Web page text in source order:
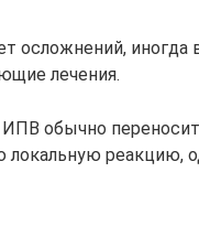
осложнений, иногда
лечения.
обычно
локальную реакцию,